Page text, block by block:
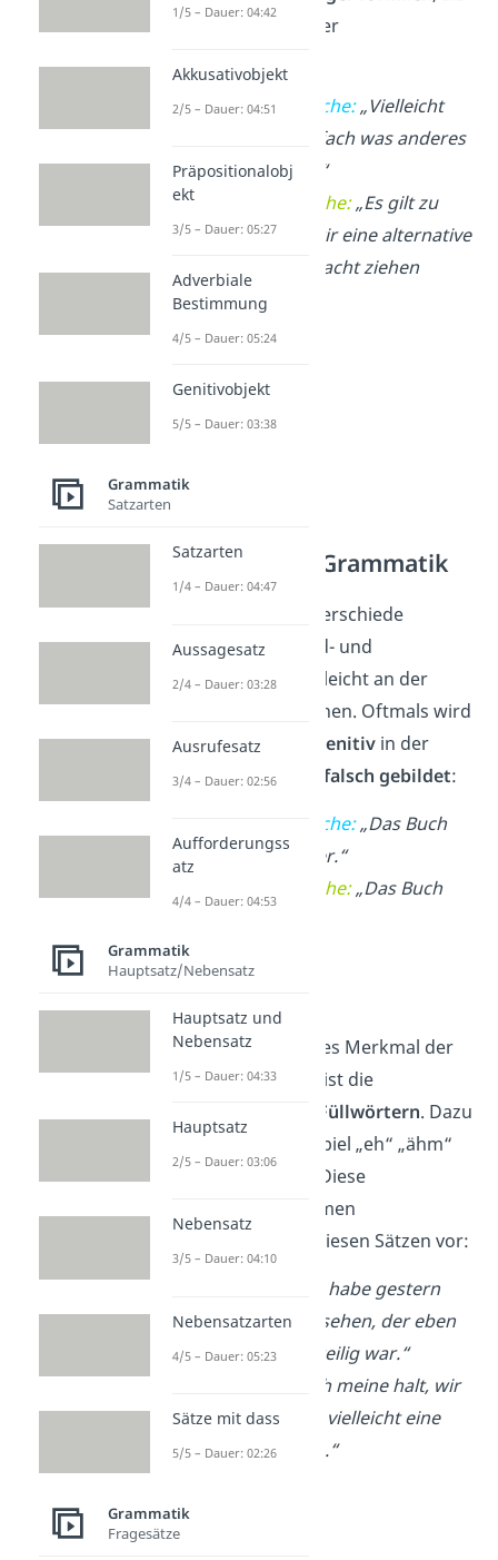
bei der Nutzung der
Umgangssprache:„Vielleicht
sollten wir einfach was anderes
ausprobieren.“
Standardsprache:„Es gilt zu
erwägen, ob wir eine alternative
Lösung in Betracht ziehen
sollten.“
Fehler in der Grammatik
Du kannst die Unterschiede
zwischen Standard- und
Umgangssprache leicht an der
erkennen. Oftmals wird
zum Beispiel der
Genitiv in der
Umgangssprache
falsch gebildet:
Umgangssprache:„Das Buch
von dem Lehrer.“
Standardsprache:„Das Buch
Ein sehr eindeutiges Merkmal der
Umgangssprache ist die
Füllwörtern. Dazu
gehören zum Beispiel „eh“ „ähm“
oder auch „also“. Diese
kommen
beispielsweise in diesen Sätzen vor:
„Also, ähm, ich habe gestern
diesen Film gesehen, der eben
ziemlich langweilig war.“
„Hmm, also, ich meine halt, wir
könnten, ähm, vielleicht eine
Pizza bestellen.“
1/5 – Dauer: 04:42
Akkusativobjekt
2/5 – Dauer: 04:51
Präpositionalobj
ekt
3/5 – Dauer: 05:27
Adverbiale
Bestimmung
4/5 – Dauer: 05:24
Genitivobjekt
5/5 – Dauer: 03:38
Grammatik
Satzarten
Satzarten
1/4 – Dauer: 04:47
Aussagesatz
2/4 – Dauer: 03:28
Ausrufesatz
3/4 – Dauer: 02:56
Aufforderungss
atz
4/4 – Dauer: 04:53
Grammatik
Hauptsatz/Nebensatz
Hauptsatz und
Nebensatz
1/5 – Dauer: 04:33
Hauptsatz
2/5 – Dauer: 03:06
Nebensatz
3/5 – Dauer: 04:10
Nebensatzarten
4/5 – Dauer: 05:23
Sätze mit dass
5/5 – Dauer: 02:26
Grammatik
Fragesätze